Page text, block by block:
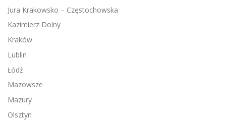
Jura Krakowsko – Częstochowska
Kazimierz Dolny
Kraków
Lublin
Łódź
Mazowsze
Mazury
Olsztyn